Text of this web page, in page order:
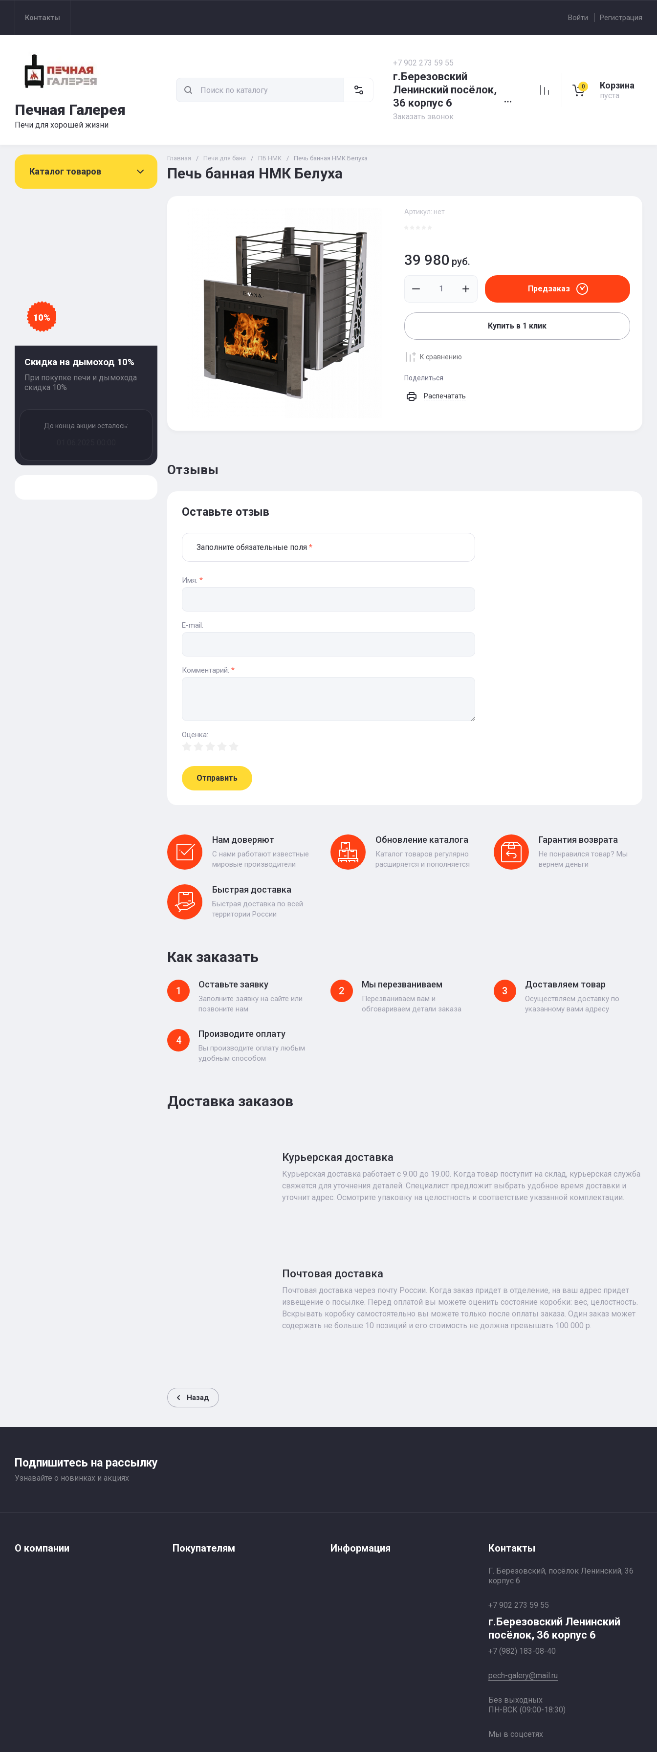
Контакты Войти Регистрация
Печная Галерея
Печи для хорошей жизни
+7 902 273 59 55
г.Березовский
Ленинский посёлок,
36 корпус 6
Заказать звонок
0 Корзина
пуста
Каталог товаров
10%
Скидка на дымоход 10%
При покупке печи и дымохода
скидка 10%
До конца акции осталось:
Главная / Печи для бани / ПБ НМК / Печь банная НМК Белуха
Печь банная НМК Белуха
Артикул: нет
39 980 руб.
Предзаказ
Купить в 1 клик
К сравнению
Поделиться
Распечатать
Отзывы
Оставьте отзыв
Заполните обязательные поля *
Имя: *
E-mail:
Комментарий: *
Оценка:
Отправить
Нам доверяют
С нами работают известные
мировые производители
Обновление каталога
Каталог товаров регулярно
расширяется и пополняется
Гарантия возврата
Не понравился товар? Мы
вернем деньги
Быстрая доставка
Быстрая доставка по всей
территории России
Как заказать
1
Оставьте заявку
Заполните заявку на сайте или
позвоните нам
2
Мы перезваниваем
Перезваниваем вам и
обговариваем детали заказа
3
Доставляем товар
Осуществляем доставку по
указанному вами адресу
4
Производите оплату
Вы производите оплату любым
удобным способом
Доставка заказов
Курьерская доставка
Курьерская доставка работает с 9.00 до 19.00. Когда товар поступит на склад, курьерская служба
свяжется для уточнения деталей. Специалист предложит выбрать удобное время доставки и
уточнит адрес. Осмотрите упаковку на целостность и соответствие указанной комплектации.
Почтовая доставка
Почтовая доставка через почту России. Когда заказ придет в отделение, на ваш адрес придет
извещение о посылке. Перед оплатой вы можете оценить состояние коробки: вес, целостность.
Вскрывать коробку самостоятельно вы можете только после оплаты заказа. Один заказ может
содержать не больше 10 позиций и его стоимость не должна превышать 100 000 р.
Назад
Подпишитесь на рассылку
Узнавайте о новинках и акциях
О компании Покупателям Информация Контакты
Г. Березовский, посёлок Ленинский, 36
корпус 6
+7 902 273 59 55
г.Березовский Ленинский
посёлок, 36 корпус 6
+7 (982) 183-08-40
pech-galery@mail.ru
Без выходных
ПН-ВСК (09:00-18:30)
Мы в соцсетях